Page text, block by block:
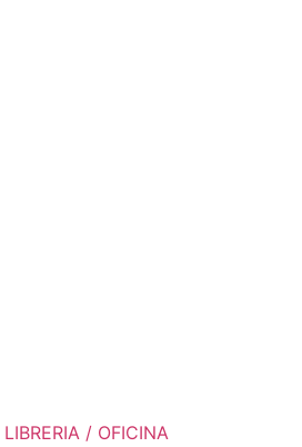
LIBRERIA / OFICINA